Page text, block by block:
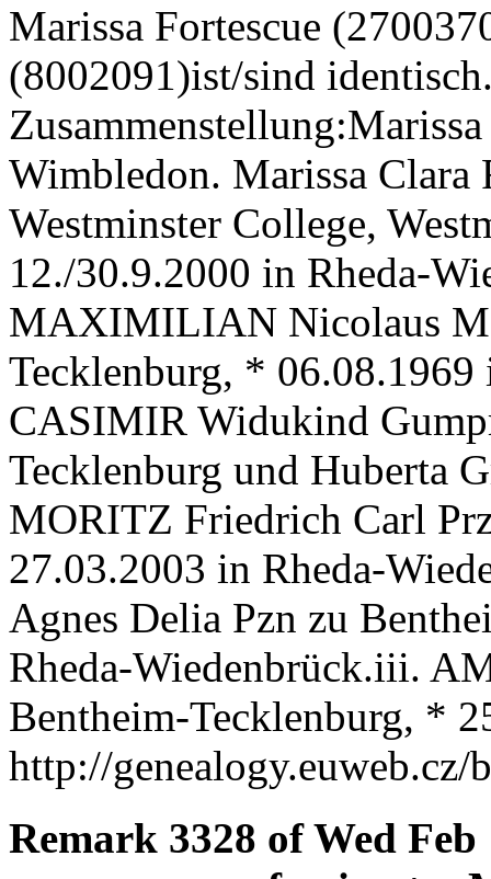
Marissa Fortescue
(8002091)ist/sind
Wimbledon. Marissa Clara
Westminster College,
12./30.9.2000 in Rheda-
MAXIMILIAN Nicolaus
Tecklenburg, *
CASIMIR Widukind
Tecklenburg und Huberta
MORITZ Friedrich Carl
27.03.2003 in Rheda-
Agnes Delia Pzn zu
Rheda-Wiedenbrück.iii.
Bentheim-Tecklenburg, *
http://
Remark 3328 of Wed